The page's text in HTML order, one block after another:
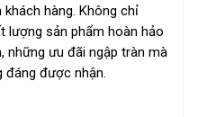
hàng. Không chỉ
lượng sản phẩm hoàn hảo
những ưu đãi ngập tràn mà
đáng được nhận.